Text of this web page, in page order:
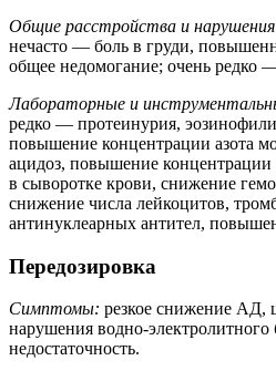
Общие расстройства и нарушения
нечасто — боль в груди,
общее недомогание; очень редко
Лабораторные и
редко — протеинурия,
повышение концентрации азота
ацидоз, повышение
в сыворотке крови, снижение
снижение числа лейкоцитов,
антинуклеарных антител,
Передозировка
Симптомы: резкое снижение АД,
нарушения водно-электролитного
недостаточность.